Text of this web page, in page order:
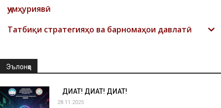
ҷумҳуриявӣ
Татбиқи стратегияҳо ва барномаҳои давлатӣ
Эълонҳо
ДИҚҚАТ! ДИҚҚАТ! ДИҚҚАТ!
28.11.2025